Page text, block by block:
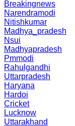
Breakingnews
Narendramodi
Nitishkumar
Madhya_pradesh
Nsui
Madhyapradesh
Pmmodi
Rahulgandhi
Uttarpradesh
Haryana
Hardoi
Cricket
Lucknow
Uttarakhand